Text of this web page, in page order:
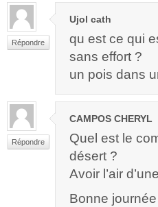
Répondre
Ujol cath
qu est ce qui
sans effort ?
un pois dans
Répondre
CAMPOS CHERYL
Quel est le
désert ?
Avoir l’air
Bonne